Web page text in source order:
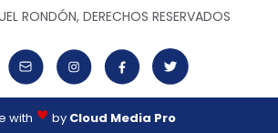
RONDÓN, DERECHOS RESERVADOS
with by Cloud Media Pro